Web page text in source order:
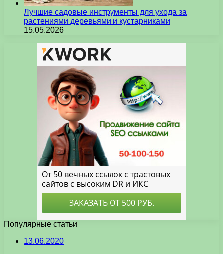
Лучшие садовые инструменты для ухода за
растениями деревьями и кустарниками
15.05.2026
Популярные статьи
13.06.2020